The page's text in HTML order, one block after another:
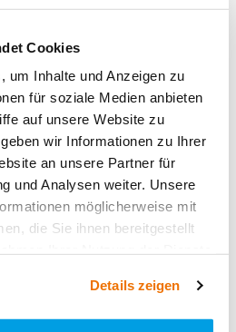
Cookies
um Inhalte und Anzeigen zu
für soziale Medien anbieten
auf unsere Website zu
wir Informationen zu Ihrer
an unsere Partner für
und Analysen weiter. Unsere
möglicherweise mit
die Sie ihnen bereitgestellt
Details zeigen